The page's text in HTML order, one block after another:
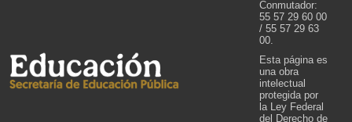
Conmutador:
55 57 29 60 00
/ 55 57 29 63
00.
Esta página es
una obra
intelectual
protegida por
la Ley Federal
del Derecho de